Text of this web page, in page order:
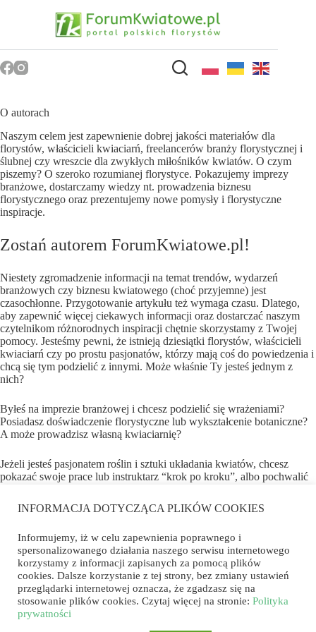
O autorach
Naszym celem jest zapewnienie dobrej jakości materiałów dla
florystów, właścicieli kwiaciarń, freelancerów branży florystycznej i
ślubnej czy wreszcie dla zwykłych miłośników kwiatów. O czym
piszemy? O szeroko rozumianej florystyce. Pokazujemy imprezy
branżowe, dostarczamy wiedzy nt. prowadzenia biznesu
florystycznego oraz prezentujemy nowe pomysły i florystyczne
inspiracje.
Zostań autorem ForumKwiatowe.pl!
Niestety zgromadzenie informacji na temat trendów, wydarzeń
branżowych czy biznesu kwiatowego (choć przyjemne) jest
czasochłonne. Przygotowanie artykułu też wymaga czasu. Dlatego,
aby zapewnić więcej ciekawych informacji oraz dostarczać naszym
czytelnikom różnorodnych inspiracji chętnie skorzystamy z Twojej
pomocy. Jesteśmy pewni, że istnieją dziesiątki florystów, właścicieli
kwiaciarń czy po prostu pasjonatów, którzy mają coś do powiedzenia i
chcą się tym podzielić z innymi. Może właśnie Ty jesteś jednym z
nich?
Byłeś na imprezie branżowej i chcesz podzielić się wrażeniami?
Posiadasz doświadczenie florystyczne lub wykształcenie botaniczne?
A może prowadzisz własną kwiaciarnię?
Jeżeli jesteś pasjonatem roślin i sztuki układania kwiatów, chcesz
pokazać swoje prace lub instruktarz “krok po kroku”, albo pochwalić
masz jakąś pasję, która nawiązuje do tematyki naszego forum i chcesz
się podzielić swoją wiedzą z innymi… Zapraszamy! Dołącz do grona
Jeżeli chociaż jeden z powyższych punktów pasuje do Ciebie, to
skontaktuj się z nami. Potrzebujemy Cię. Jesteśmy otwarci na
nawiązywanie nowych znajomości. Naprawdę będziemy szczęśliwi,
jeżeli dołączysz do naszego zespołu.
INFORMACJA DOTYCZĄCA PLIKÓW COOKIES
Informujemy, iż w celu zapewnienia poprawnego i
spersonalizowanego działania naszego serwisu internetowego
korzystamy z informacji zapisanych za pomocą plików
cookies. Dalsze korzystanie z tej strony, bez zmiany ustawień
przeglądarki internetowej oznacza, że zgadzasz się na
stosowanie plików cookies. Czytaj więcej na stronie: Polityka
prywatności